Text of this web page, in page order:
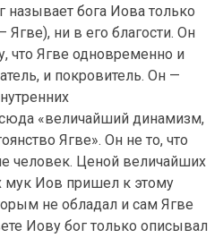
называет бога Иова только
ни в его благости. Он
что Ягве одновременно и
и покровитель. Он —
«величайший динамизм,
Ягве». Он не то, что
человек. Ценой величайших
Иов пришел к этому
не обладал и сам Ягве
Иову бог только описывал